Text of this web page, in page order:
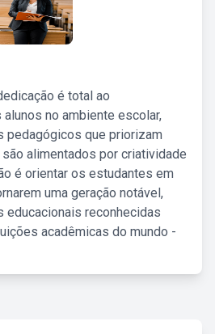
é total ao
no ambiente escolar,
pedagógicos que priorizam
alimentados por criatividade
é orientar os estudantes em
uma geração notável,
educacionais reconhecidas
acadêmicas do mundo -